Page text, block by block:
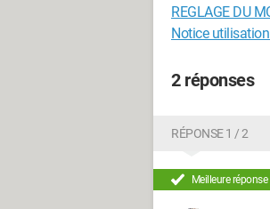
REGLAGE DU
Notice
2 réponses
RÉPONSE 1 / 2
Meilleure réponse